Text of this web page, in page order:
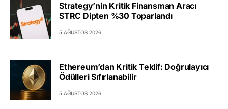
Strategy’nin Kritik Finansman Aracı
STRC Dipten %30 Toparlandı
5 AĞUSTOS 2026
Ethereum’dan Kritik Teklif: Doğrulayıcı
Ödülleri Sıfırlanabilir
5 AĞUSTOS 2026